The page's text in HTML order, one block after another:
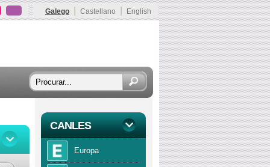
Galego Castellano English
CANLES
Europa